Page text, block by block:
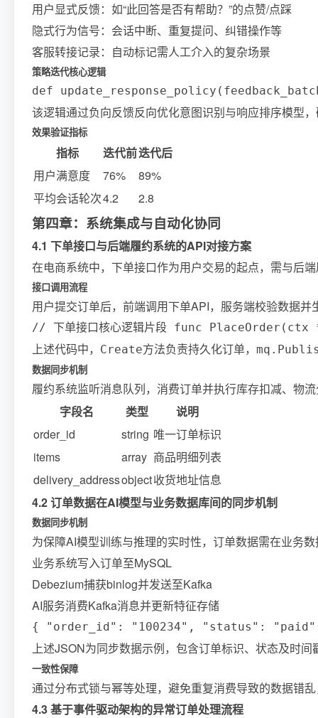
用户显式反馈：如“此回答是否有帮助？”的点赞/点踩
隐式行为信号：会话中断、重复提问、纠错操作等
客服转接记录：自动标记需人工介入的复杂场景
策略迭代核心逻辑
def
该逻辑通过负向反馈反向优化意图识别与响应排序模型
效果验证指标
指标 迭代前迭代后
用户满意度
76%
89%
平均会话轮次4.2 2.8
第四章：系统集成与自动化协同
4.1 下单接口与后端履约系统的API对接方案
在电商系统中，下单接口作为用户交易的起点，需与后
接口调用流程
用户提交订单后，前端调用下单API，服务端校验数据
// 下单接口核心逻辑片段 func
上述代码中， Create方法负责持久化订单，
数据同步机制
履约系统监听消息队列，消费订单并执行库存扣减、物
字段名
类型
说明
order_id
string 唯一订单标识
items
array 商品明细列表
delivery_addressobject收货地址信息
4.2 订单数据在AI模型与业务数据库间的同步机制
数据同步机制
为保障AI模型训练与推理的实时性，订单数据需在业务
业务系统写入订单至MySQL
Debezium捕获binlog并发送至Kafka
AI服务消费Kafka消息并更新特征存储
{ "order_id": "100234", "status": "paid",
上述JSON为同步数据示例，包含订单标识、状态及时
一致性保障
通过分布式锁与幂等处理，避免重复消费导致的数据错
4.3 基于事件驱动架构的异常订单处理流程